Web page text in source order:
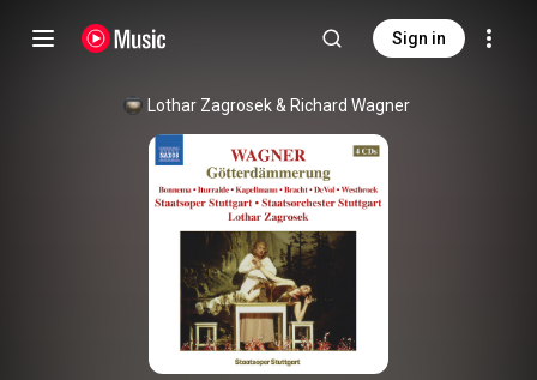
Sign in
Lothar Zagrosek & Richard Wagner